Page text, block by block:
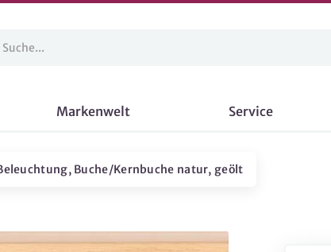
Markenwelt Service
Buche/Kernbuche natur, geölt